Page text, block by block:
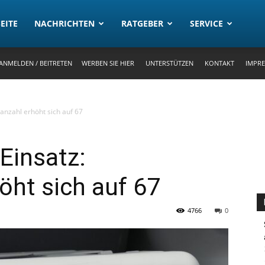
NACHRICHTEN RATGEBER SERVICE
/ BEITRETEN WERBEN SIE HIER UNTERSTÜTZEN KONTAKT
erhöht sich auf 67
sich auf 67
0
4766